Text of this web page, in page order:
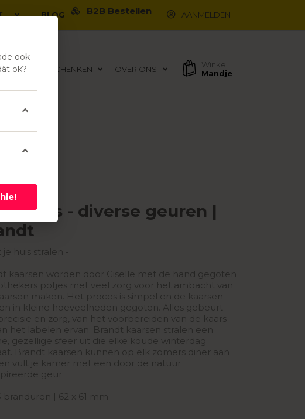
BLOG B2B Bestellen AANMELDEN
RELATIEGESCHENKEN OVER ONS
Winkel
Mandje
kaars - diverse geuren |
je huis stralen -
kaarsen worden door Giselle met de hand gegoten
potjes met veel zorg voor het ambacht van
maken. Het proces is simpel en de kaarsen
in kleine hoeveelheden gegoten. Alles gebeurt
en zorg, van het voorbereiden van de kaars
het labelen ervan. Brandt kaarsen stralen een
gezellige sfeer uit die elke koude winterdag
Brandt kaarsen kunnen op elk zomers diner aan
vult je kamer met een door de natuur
geur.
branduren | 62 x 61 mm
ook
ok?